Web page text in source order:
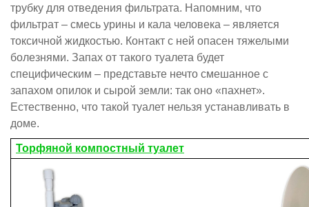
трубку для отведения фильтрата. Напомним, что
фильтрат – смесь урины и кала человека – является
токсичной жидкостью. Контакт с ней опасен тяжелыми
болезнями. Запах от такого туалета будет
специфическим – представьте нечто смешанное с
запахом опилок и сырой земли: так оно «пахнет».
Естественно, что такой туалет нельзя устанавливать в
доме.
Торфяной компостный туалет